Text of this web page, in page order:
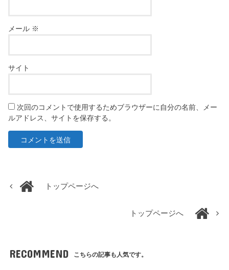
メール ※
サイト
次回のコメントで使用するためブラウザーに自分の名前、メー
ルアドレス、サイトを保存する。
トップページへ
トップページへ
RECOMMEND こちらの記事も人気です。